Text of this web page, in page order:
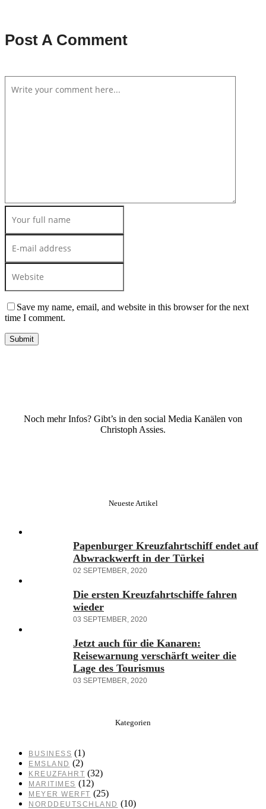
Post A Comment
Save my name, email, and website in this browser for the next
time I comment.
Noch mehr Infos? Gibt’s in den social Media Kanälen von
Christoph Assies.
Neueste Artikel
Papenburger Kreuzfahrtschiff endet auf
Abwrackwerft in der Türkei
02 SEPTEMBER, 2020
Die ersten Kreuzfahrtschiffe fahren
wieder
03 SEPTEMBER, 2020
Jetzt auch für die Kanaren:
Reisewarnung verschärft weiter die
Lage des Tourismus
03 SEPTEMBER, 2020
Kategorien
BUSINESS (1)
EMSLAND (2)
KREUZFAHRT (32)
MARITIMES (12)
MEYER WERFT (25)
NORDDEUTSCHLAND (10)